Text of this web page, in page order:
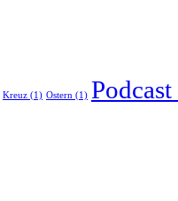
Kreuz (1) Ostern (1) Podcast